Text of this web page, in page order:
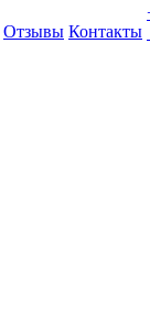
Отзывы Контакты